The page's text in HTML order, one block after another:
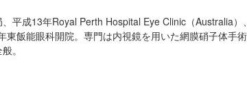
平成13年Royal Perth Hospital Eye Clinic（Australia
飯能眼科開院。専門は内視鏡を用いた網膜硝子体手
。